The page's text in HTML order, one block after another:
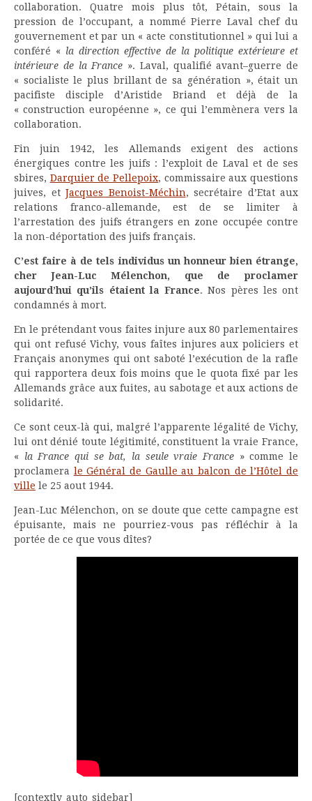
collaboration. Quatre mois plus tôt, Pétain, sous la
pression de l’occupant, a nommé Pierre Laval chef du
gouvernement et par un « acte constitutionnel » qui lui a
conféré « la direction effective de la politique extérieure et
intérieure de la France ». Laval, qualifié avant–guerre de
« socialiste le plus brillant de sa génération », était un
pacifiste disciple d’Aristide Briand et déjà de la
« construction européenne », ce qui l’emmènera vers la
collaboration.
Fin juin 1942, les Allemands exigent des actions
énergiques contre les juifs : l’exploit de Laval et de ses
sbires, Darquier de Pellepoix, commissaire aux questions
juives, et Jacques Benoist-Méchin, secrétaire d’Etat aux
relations franco-allemande, est de se limiter à
l’arrestation des juifs étrangers en zone occupée contre
la non-déportation des juifs français.
C’est faire à de tels individus un honneur bien étrange,
cher Jean-Luc Mélenchon, que de proclamer
aujourd’hui qu’ils étaient la France. Nos pères les ont
condamnés à mort.
En le prétendant vous faites injure aux 80 parlementaires
qui ont refusé Vichy, vous faîtes injures aux policiers et
Français anonymes qui ont saboté l’exécution de la rafle
qui rapportera deux fois moins que le quota fixé par les
Allemands grâce aux fuites, au sabotage et aux actions de
solidarité.
Ce sont ceux-là qui, malgré l’apparente légalité de Vichy,
lui ont dénié toute légitimité, constituent la vraie France,
« la France qui se bat, la seule vraie France » comme le
proclamera le Général de Gaulle au balcon de l’Hôtel de
ville le 25 aout 1944.
Jean-Luc Mélenchon, on se doute que cette campagne est
épuisante, mais ne pourriez-vous pas réfléchir à la
portée de ce que vous dîtes?
[contextly_auto_sidebar]